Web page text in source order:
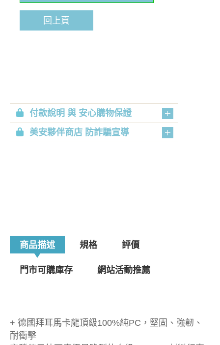
回上頁
付款說明 與 安心購物保證
美安夥伴商店 防詐騙宣導
商品描述 規格 評價
門市可購庫存 網站活動推薦
+ 德國拜耳馬卡龍頂級100%純PC，堅固、強韌、
耐衝擊